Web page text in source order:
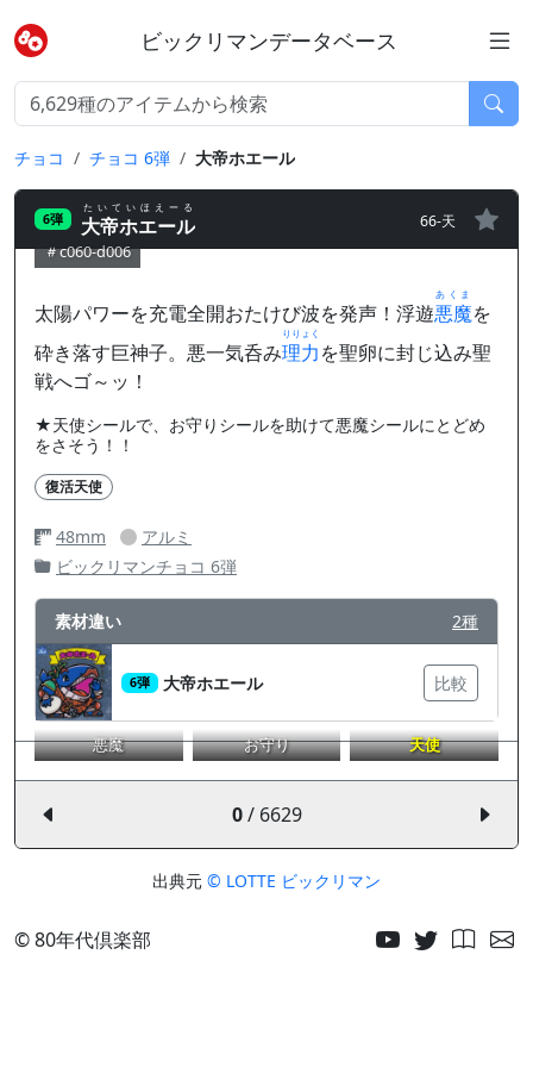
ビックリマンデータベース
チョコ チョコ 6弾 大帝ホエール
6弾 大帝ホエール
たいていほえーる
66-天
c060-d006
太陽パワーを充電全開おたけび波を発声！浮遊悪魔
あくま
を
砕き落す巨神子。悪一気呑み理力
りりょく
を聖卵に封じ込み聖
戦へゴ～ッ！
★天使シールで、お守りシールを助けて悪魔シールにとどめ
をさそう！！
復活天使
48mm
アルミ
ビックリマンチョコ 6弾
素材違い 2種
6弾 大帝ホエール 比較
悪魔 お守り 天使
0/ 6629
出典元 © LOTTE ビックリマン
© 80年代倶楽部